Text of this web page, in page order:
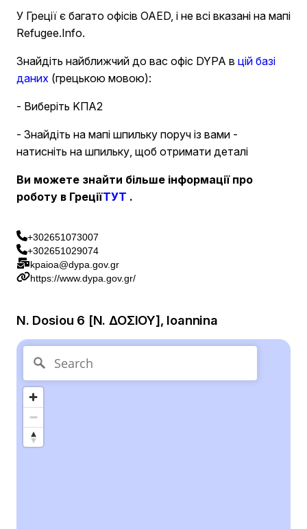
У Греції є багато офісів OAED, і не всі вказані на мапі
Refugee.Info.
Знайдіть найближчий до вас офіс DYPA в цій базі
даних (грецькою мовою):
- Виберіть ΚΠΑ2
- Знайдіть на мапі шпильку поруч із вами -
натисніть на шпильку, щоб отримати деталі
Ви можете знайти більше інформації про
роботу в ГреціїТУТ .
+302651073007
+302651029074
kpaioa@dypa.gov.gr
https://www.dypa.gov.gr/
N. Dosiou 6 [Ν. ΔΟΣΙΟΥ], Ioannina